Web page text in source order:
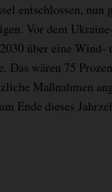
entschlossen, nun
Vor dem
über eine Wind-
Das wären 75
Maßnahmen
Ende dieses